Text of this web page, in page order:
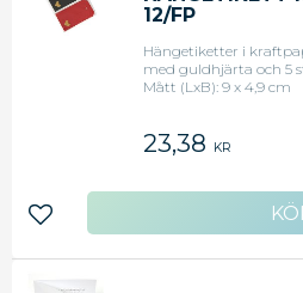
12/FP
Hängetiketter i
med guldhjärta och 5
Mått (LxB): 9 x 4,9 cm
23,38 KR
Lägg till i favoriter